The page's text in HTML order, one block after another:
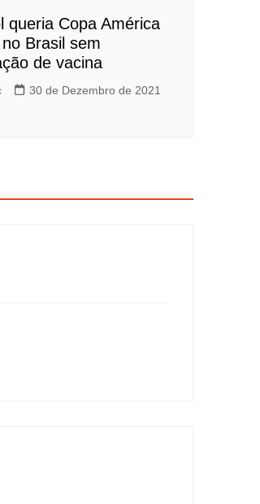
queria Copa América
Brasil sem
de vacina
30 de Dezembro de 2021